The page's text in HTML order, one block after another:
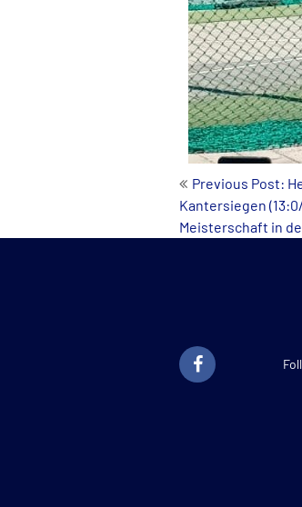
Post
Previous Post:
Kantersiegen
Meisterschaft in